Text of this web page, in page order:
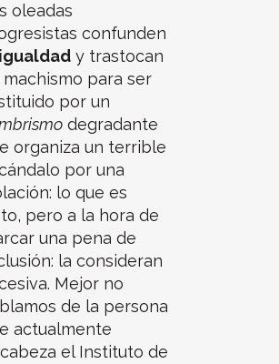
oleadas
confunden
igualdad y trastocan
machismo para ser
por un
degradante
organiza un terrible
por una
lo que es
pero a la hora de
una pena de
la consideran
Mejor no
de la persona
actualmente
el Instituto de